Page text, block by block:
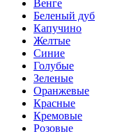
Венге
Беленый дуб
Капучино
Желтые
Синие
Голубые
Зеленые
Оранжевые
Красные
Кремовые
Розовые